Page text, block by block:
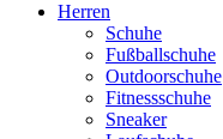
Herren
Schuhe
Fußballschuhe
Outdoorschuhe
Fitnessschuhe
Sneaker